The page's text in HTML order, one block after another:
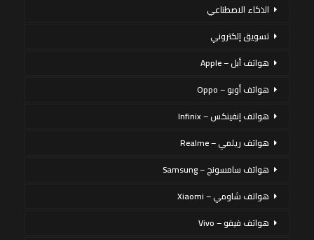
الذكاء الاصطناعي
تسويق إلكتروني
هواتف أبل – Apple
هواتف أوبو – Oppo
هواتف إنفينكس – Infinix
هواتف ريلمي – Realme
هواتف سامسونج – Samsung
هواتف شاومي – Xiaomi
هواتف فيفو – Vivo